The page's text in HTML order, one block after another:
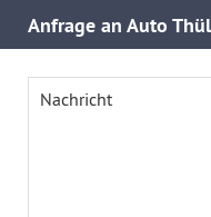
Anfrage an Auto
Nachricht